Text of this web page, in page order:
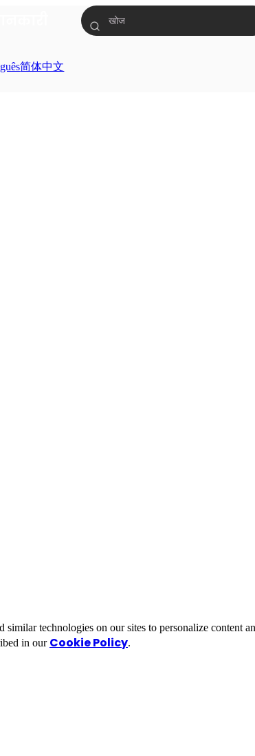
简体中文
technologies on our sites to personalize content
in our Cookie Policy.